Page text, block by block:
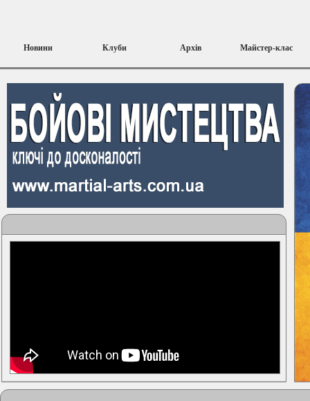
Новини Клуби Архів Майстер-клас